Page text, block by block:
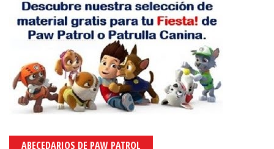
ABECEDARIOS DE PAW PATROL